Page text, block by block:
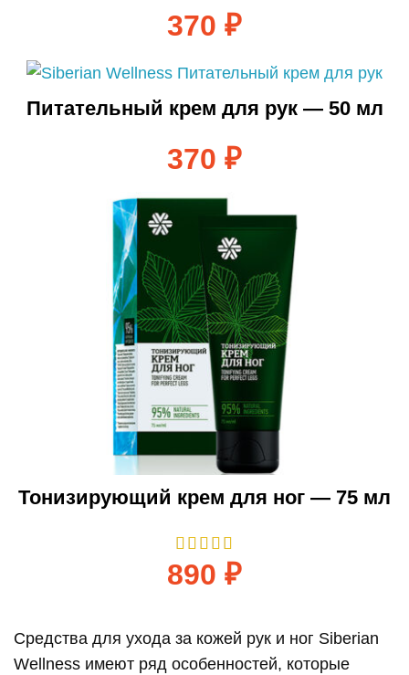
370 ₽
Питательный крем для рук — 50 мл
370 ₽
Тонизирующий крем для ног — 75 мл
890 ₽
Средства для ухода за кожей рук и ног Siberian
Wellness имеют ряд особенностей, которые